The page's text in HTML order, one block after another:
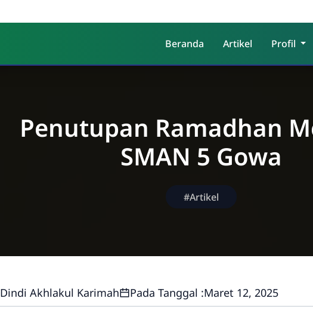
Beranda Artikel Profil
Penutupan Ramadhan
SMAN 5 Gowa
#Artikel
Dindi Akhlakul Karimah Pada Tanggal :Maret 12, 2025